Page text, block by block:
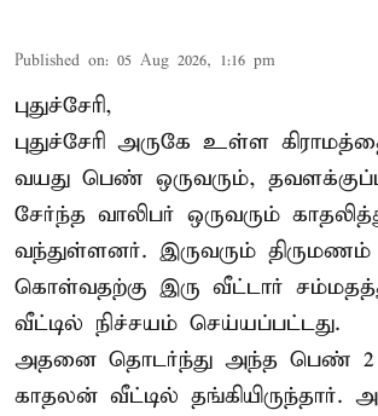
Published on: 05 Aug 2026, 1:16 pm
புதுச்சேரி,
புதுச்சேரி அருகே உள்ள
வயது பெண் ஒருவரும்,
சேர்ந்த வாலிபர் ஒருவரும்
வந்துள்ளனர். இருவரும் திருமணம்
கொள்வதற்கு இரு வீட்டார்
வீட்டில் நிச்சயம் செய்யப்பட்டது.
அதனை தொடர்ந்து அந்த பெண் 2
காதலன் வீட்டில் தங்கியிருந்தார்.